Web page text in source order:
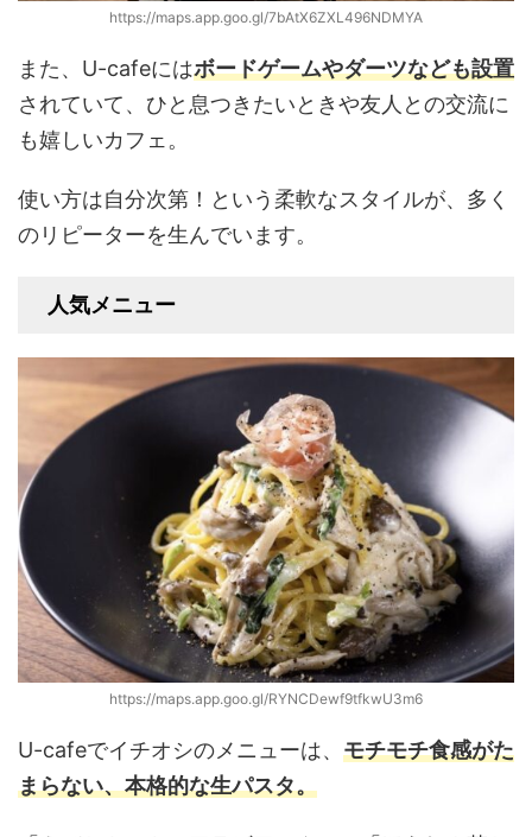
https://maps.app.goo.gl/7bAtX6ZXL496NDMYA
また、U-cafeにはボードゲームやダーツなども設置
されていて、ひと息つきたいときや友人との交流に
も嬉しいカフェ。
使い方は自分次第！という柔軟なスタイルが、多く
のリピーターを生んでいます。
人気メニュー
https://maps.app.goo.gl/RYNCDewf9tfkwU3m6
U-cafeでイチオシのメニューは、 モチモチ食感がた
まらない、本格的な生パスタ。